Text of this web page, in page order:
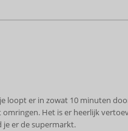
loopt er in zowat 10 minuten
Het is er heerlijk
je er de supermarkt.